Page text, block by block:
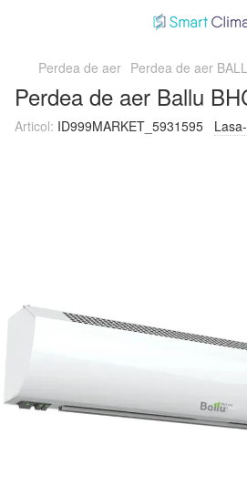
Perdea de aer Perdea de aer
Perdea de aer Ballu
Articol: ID999MARKET_5931595